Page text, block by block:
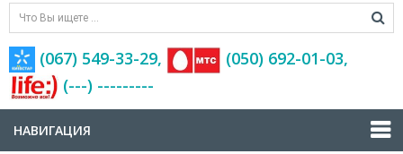
(067) 549-33-29,
(‎050) 692-01-03,
(---) ---------
НАВИГАЦИЯ